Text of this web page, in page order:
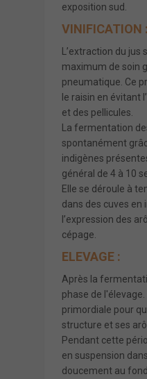
exposition sud.
VINIFICATION :
L’extraction du jus
maximum de soin
pneumatique. Ce
le raisin en évitant
et des pellicules.
La fermentation
spontanément
indigènes
général de 4 à 10
Elle se déroule à
dans des cuves en
l’expression des
cépage.
ELEVAGE :
Après la
phase de
primordiale pour
structure et ses
Pendant cette
en suspension
doucement au